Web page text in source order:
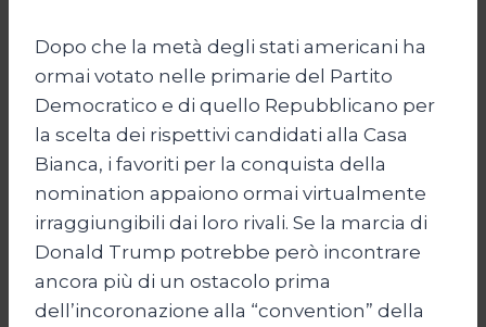
Dopo che la metà degli stati americani ha
ormai votato nelle primarie del Partito
Democratico e di quello Repubblicano per
la scelta dei rispettivi candidati alla Casa
Bianca, i favoriti per la conquista della
nomination appaiono ormai virtualmente
irraggiungibili dai loro rivali. Se la marcia di
Donald Trump potrebbe però incontrare
ancora più di un ostacolo prima
dell’incoronazione alla “convention” della